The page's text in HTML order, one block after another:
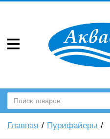
Главная Пурифайеры